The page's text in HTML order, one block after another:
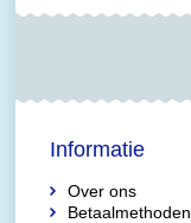
Informatie
Over ons
Betaalmethoden